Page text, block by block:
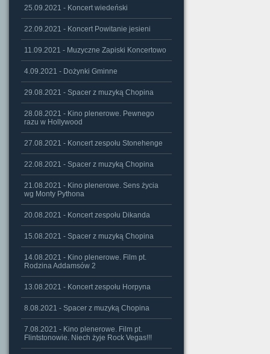
25.09.2021 - Koncert wiedeński
22.09.2021 - Koncert Powitanie jesieni
11.09.2021 - Muzyczne Zapiski Koncertowo
4.09.2021 - Dożynki Gminne
29.08.2021 - Spacer z muzyką Chopina
28.08.2021 - Kino plenerowe. Pewnego
razu w Hollywood
27.08.2021 - Koncert zespołu Stonehenge
22.08.2021 - Spacer z muzyką Chopina
21.08.2021 - Kino plenerowe. Sens życia
wg Monty Pythona
20.08.2021 - Koncert zespołu Dikanda
15.08.2021 - Spacer z muzyką Chopina
14.08.2021 - Kino plenerowe. Film pt.
Rodzina Addamsów 2
13.08.2021 - Koncert zespołu Horpyna
8.08.2021 - Spacer z muzyką Chopina
7.08.2021 - Kino plenerowe. Film pt.
Flintstonowie. Niech żyje Rock Vegas!!!